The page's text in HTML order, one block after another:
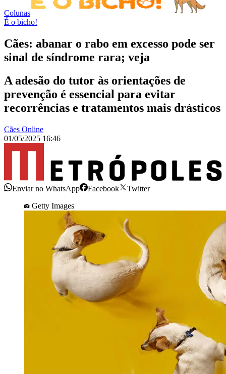
Colunas
É o bicho!
Cães: abanar o rabo em excesso pode ser
sinal de síndrome rara; veja
A adesão do tutor às orientações de
prevenção é essencial para evitar
recorrências e tratamentos mais drásticos
Cães Online
01/05/2025 16:46
Enviar no WhatsApp Facebook
Twitter
Getty Images